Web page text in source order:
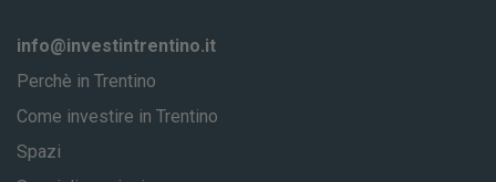
info@investintrentino.it
Perchè in Trentino
Come investire in Trentino
Spazi